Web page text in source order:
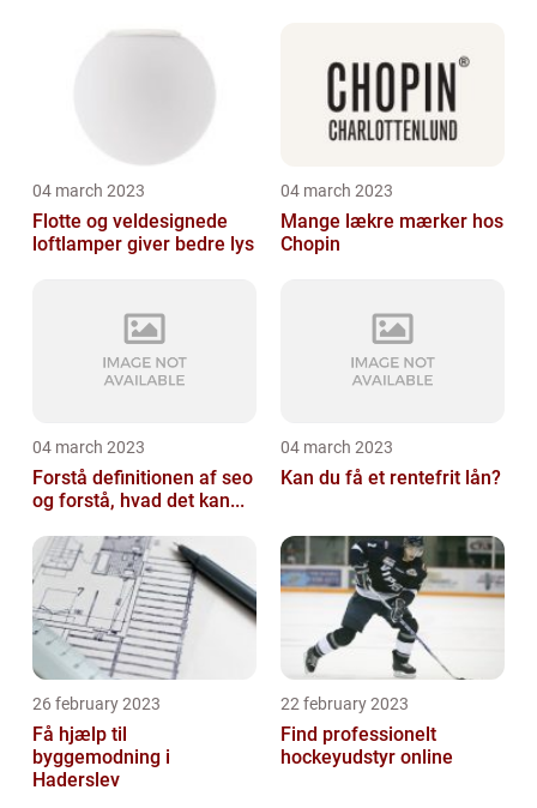
04 march 2023
Flotte og veldesignede
loftlamper giver bedre lys
04 march 2023
Mange lækre mærker hos
Chopin
04 march 2023
Forstå definitionen af seo
og forstå, hvad det kan...
04 march 2023
Kan du få et rentefrit lån?
26 february 2023
Få hjælp til
byggemodning i
Haderslev
22 february 2023
Find professionelt
hockeyudstyr online